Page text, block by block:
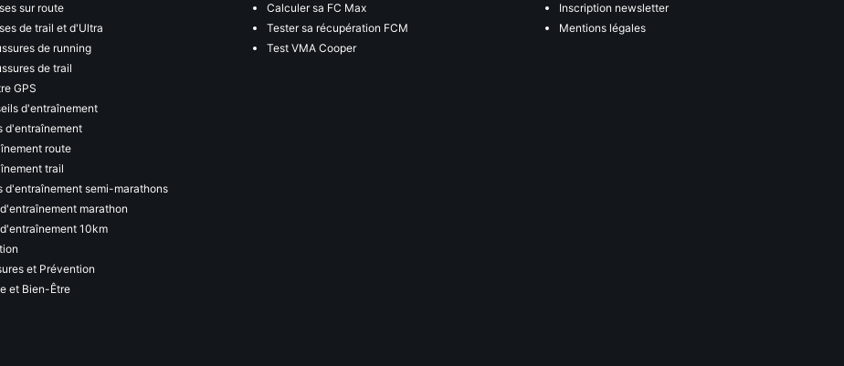
sur route
de trail et d'Ultra
de running
de trail
GPS
d'entraînement
d'entraînement
route
trail
d'entraînement semi-marathons
marathon
10km
et Prévention
et Bien-Être
Calculer sa FC Max
Tester sa récupération FCM
Test VMA Cooper
Inscription newsletter
Mentions légales